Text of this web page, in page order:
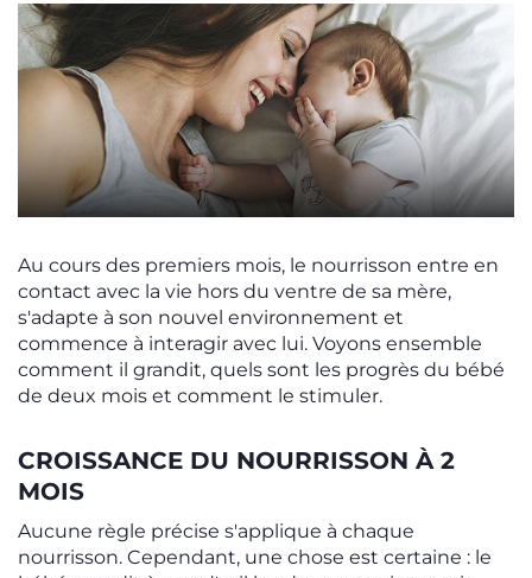
Au cours des premiers mois, le nourrisson entre en
contact avec la vie hors du ventre de sa mère,
s'adapte à son nouvel environnement et
commence à interagir avec lui. Voyons ensemble
comment il grandit, quels sont les progrès du bébé
de deux mois et comment le stimuler.
CROISSANCE DU NOURRISSON À 2
MOIS
Aucune règle précise s'applique à chaque
nourrisson. Cependant, une chose est certaine : le